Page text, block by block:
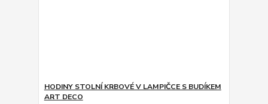
HODINY STOLNÍ KRBOVÉ V LAMPIČCE S BUDÍKEM
ART DECO